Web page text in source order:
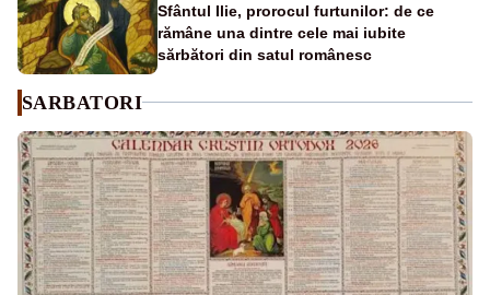
Sfântul Ilie, prorocul furtunilor: de ce
rămâne una dintre cele mai iubite
sărbători din satul românesc
SARBATORI